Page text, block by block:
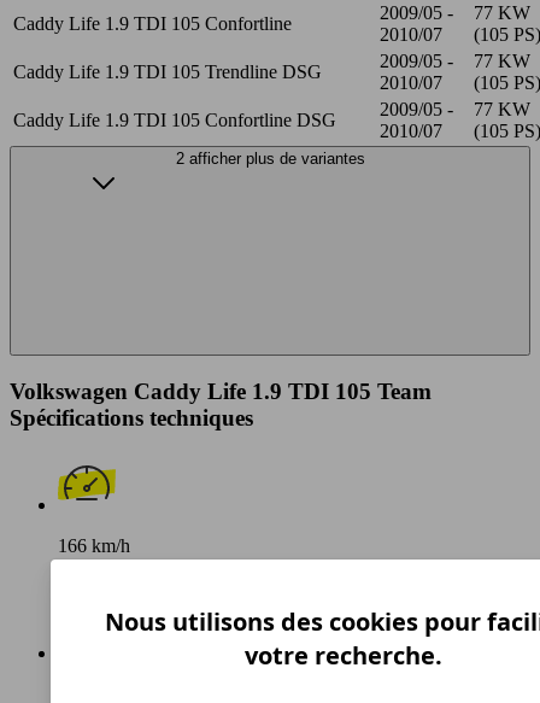
Caddy Life 1.9 TDI 105 Confortline
2009/05 -
2010/07
77 KW
(105 PS)
Caddy Life 1.9 TDI 105 Trendline DSG
2009/05 -
2010/07
77 KW
(105 PS)
Caddy Life 1.9 TDI 105 Confortline DSG
2009/05 -
2010/07
77 KW
(105 PS)
2 afficher plus de variantes
Volkswagen Caddy Life 1.9 TDI 105 Team
Spécifications techniques
166 km/h
Nous utilisons des cookies pour
votre recherche.